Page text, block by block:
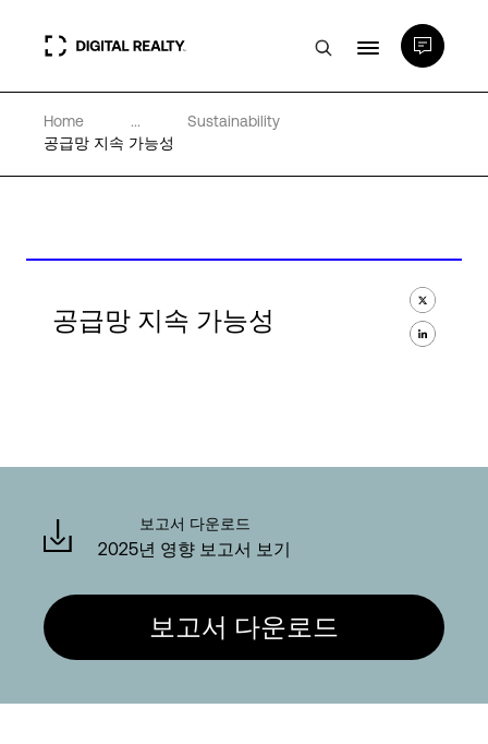
데이터 센터
Home ...
Sustainability
공급망 지속 가능성
공급망 지속 가능성
보고서 다운로드
2025년 영향 보고서 보기
보고서 다운로드